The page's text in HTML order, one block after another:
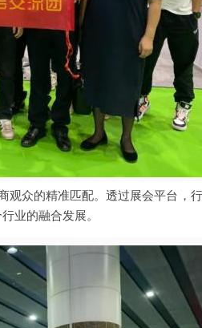
观众的精准匹配。透过展会平台，
业的融合发展。